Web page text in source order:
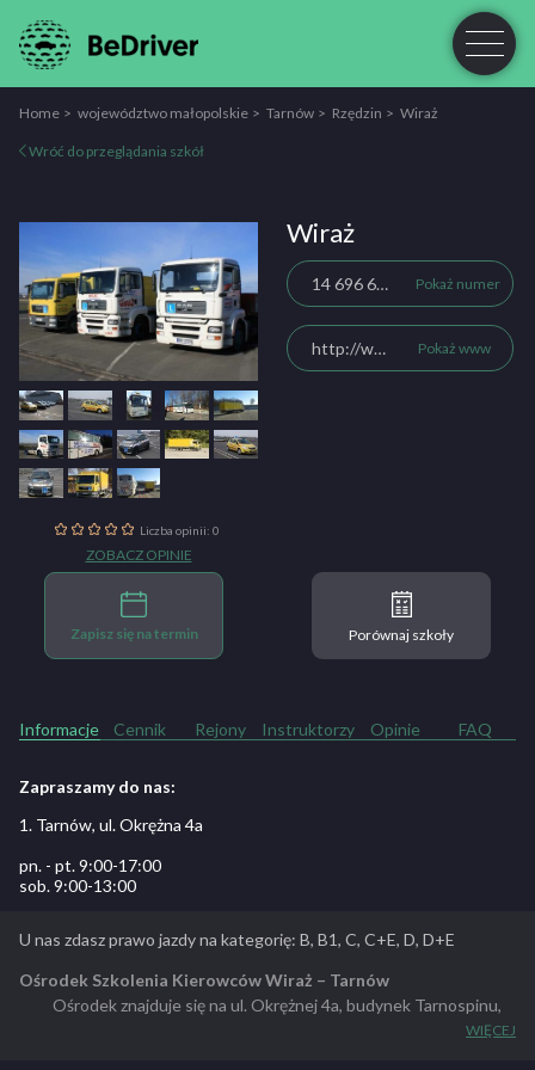
Home województwo małopolskie Tarnów Rzędzin Wiraż
Wróć do przeglądania szkół
Liczba opinii: 0
ZOBACZ OPINIE
Wiraż
14 696 69 29 Pokaż numer
http://www.wiraz-tarnow.pl Pokaż www
Zapisz się na termin Porównaj szkoły
Informacje Cennik Rejony Instruktorzy Opinie FAQ
Zapraszamy do nas:
1. Tarnów, ul. Okrężna 4a
pn. - pt. 9:00-17:00
sob. 9:00-13:00
U nas zdasz prawo jazdy na kategorię: B, B1, C, C+E, D, D+E
Ośrodek Szkolenia Kierowców Wiraż – Tarnów
Ośrodek znajduje się na ul. Okrężnej 4a, budynek Tarnospinu,
WIĘCEJ